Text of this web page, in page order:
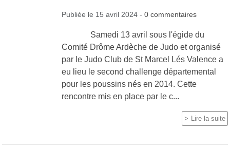
Publiée le 15 avril 2024 - 0 commentaires
Samedi 13 avril sous l'égide du
Comité Drôme Ardèche de Judo et organisé
par le Judo Club de St Marcel Lés Valence a
eu lieu le second challenge départemental
pour les poussins nés en 2014. Cette
rencontre mis en place par le c...
Lire la suite